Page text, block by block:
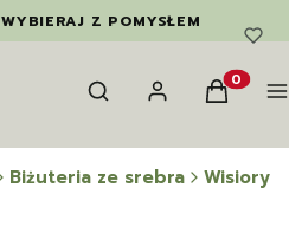
WYBIERAJ Z POMYSŁEM
Otwórz wyszukiwarkę
Szukaj Zaloguj sięKoszyk
Biżuteria ze srebra Wisiory